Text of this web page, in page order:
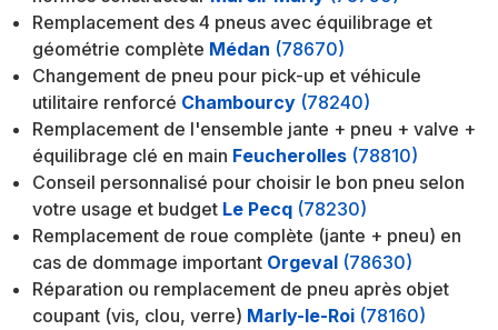
Remplacement des 4 pneus avec équilibrage et
géométrie complète Médan (78670)
Changement de pneu pour pick-up et véhicule
utilitaire renforcé Chambourcy (78240)
Remplacement de l'ensemble jante + pneu + valve +
équilibrage clé en main Feucherolles (78810)
Conseil personnalisé pour choisir le bon pneu selon
votre usage et budget Le Pecq (78230)
Remplacement de roue complète (jante + pneu) en
cas de dommage important Orgeval (78630)
Réparation ou remplacement de pneu après objet
coupant (vis, clou, verre) Marly-le-Roi (78160)